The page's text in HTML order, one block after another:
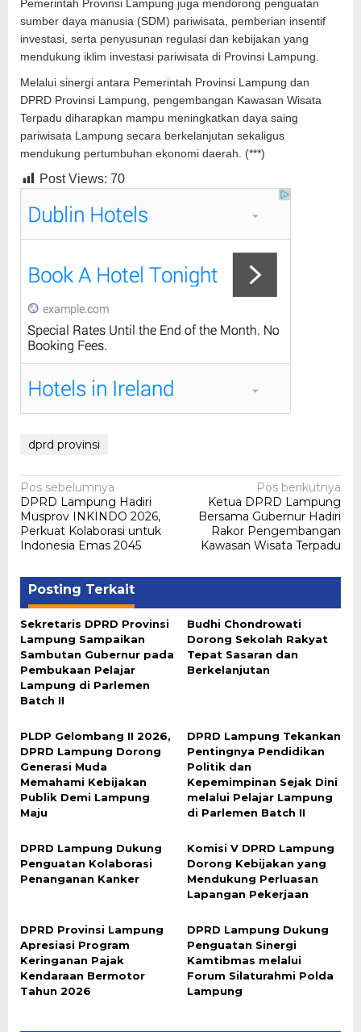
Pemerintah Provinsi Lampung juga mendorong penguatan
sumber daya manusia (SDM) pariwisata, pemberian insentif
investasi, serta penyusunan regulasi dan kebijakan yang
mendukung iklim investasi pariwisata di Provinsi Lampung.
Melalui sinergi antara Pemerintah Provinsi Lampung dan
DPRD Provinsi Lampung, pengembangan Kawasan Wisata
Terpadu diharapkan mampu meningkatkan daya saing
pariwisata Lampung secara berkelanjutan sekaligus
mendukung pertumbuhan ekonomi daerah. (***)
Post Views: 70
dprd provinsi
Navigasi
pos
Pos sebelumnya
DPRD Lampung Hadiri
Musprov INKINDO 2026,
Perkuat Kolaborasi untuk
Indonesia Emas 2045
Pos berikutnya
Ketua DPRD Lampung
Bersama Gubernur Hadiri
Rakor Pengembangan
Kawasan Wisata Terpadu
Posting Terkait
Sekretaris DPRD Provinsi
Lampung Sampaikan
Sambutan Gubernur pada
Pembukaan Pelajar
Lampung di Parlemen
Batch II
Budhi Chondrowati
Dorong Sekolah Rakyat
Tepat Sasaran dan
Berkelanjutan
PLDP Gelombang II 2026,
DPRD Lampung Dorong
Generasi Muda
Memahami Kebijakan
Publik Demi Lampung
Maju
DPRD Lampung Tekankan
Pentingnya Pendidikan
Politik dan
Kepemimpinan Sejak Dini
melalui Pelajar Lampung
di Parlemen Batch II
DPRD Lampung Dukung
Penguatan Kolaborasi
Penanganan Kanker
Komisi V DPRD Lampung
Dorong Kebijakan yang
Mendukung Perluasan
Lapangan Pekerjaan
DPRD Provinsi Lampung
Apresiasi Program
Keringanan Pajak
Kendaraan Bermotor
Tahun 2026
DPRD Lampung Dukung
Penguatan Sinergi
Kamtibmas melalui
Forum Silaturahmi Polda
Lampung